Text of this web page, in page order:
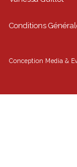
Mairie de